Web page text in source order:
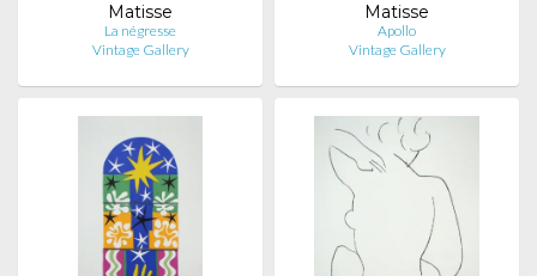
Matisse
La négresse
Vintage Gallery
Matisse
Apollo
Vintage Gallery